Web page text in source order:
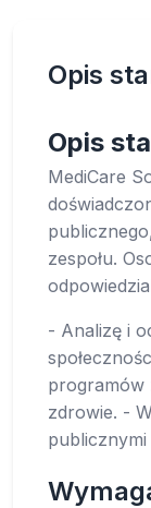
Opis
Opis
MediCare
zespołu.
- Analizę i
programów
zdrowie. -